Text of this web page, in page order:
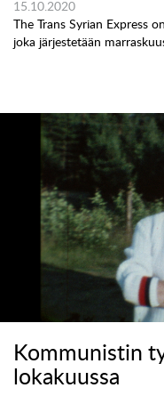
15.10.2020
The Trans Syrian Express
joka järjestetään
Kommunistin
lokakuussa